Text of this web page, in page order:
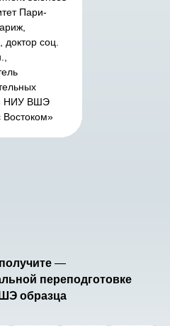
Пари-
соц.
НИУ ВШЭ
Востоком»
—
переподготовке
образца